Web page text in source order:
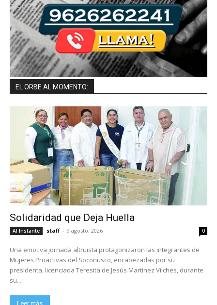
EL ORBE AL MOMENTO:
Solidaridad que Deja Huella
Al Instante staff - 9 agosto, 2026 0
Una emotiva jornada altruista protagonizaron las integrantes de
Mujeres Proactivas del Soconusco, encabezadas por su
presidenta, licenciada Teresita de Jesús Martínez Vilches, durante
su...
Leer más